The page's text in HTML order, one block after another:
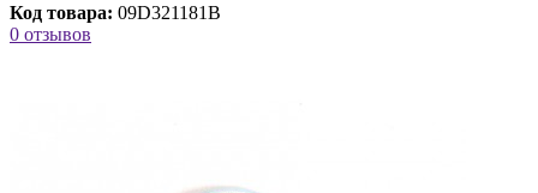
Код товара: 09D321181B
0 отзывов